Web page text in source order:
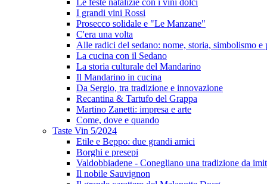
Le feste natalizie con i vini dolci
I grandi vini Rossi
Prosecco solidale e "Le Manzane"
C'era una volta
Alle radici del sedano: nome, storia, simbolismo e
La cucina con il Sedano
La storia culturale del Mandarino
Il Mandarino in cucina
Da Sergio, tra tradizione e innovazione
Recantina & Tartufo del Grappa
Martino Zanetti: impresa e arte
Come, dove e quando
Taste Vin 5/2024
Etile e Beppo: due grandi amici
Borghi e presepi
Valdobbiadene - Conegliano una tradizione da
Il nobile Sauvignon